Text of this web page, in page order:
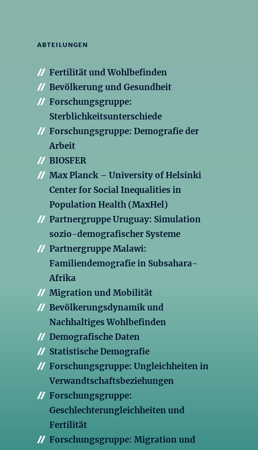
ABTEILUNGEN
Fertilität und Wohlbefinden
Bevölkerung und Gesundheit
Forschungsgruppe:
Sterblichkeitsunterschiede
Forschungsgruppe: Demografie der
Arbeit
BIOSFER
Max Planck – University of Helsinki
Center for Social Inequalities in
Population Health (MaxHel)
Partnergruppe Uruguay: Simulation
sozio-demografischer Systeme
Partnergruppe Malawi:
Familiendemografie in Subsahara-
Afrika
Migration und Mobilität
Bevölkerungsdynamik und
Nachhaltiges Wohlbefinden
Demografische Daten
Statistische Demografie
Forschungsgruppe: Ungleichheiten in
Verwandtschaftsbeziehungen
Forschungsgruppe:
Geschlechterungleichheiten und
Fertilität
Forschungsgruppe: Migration und